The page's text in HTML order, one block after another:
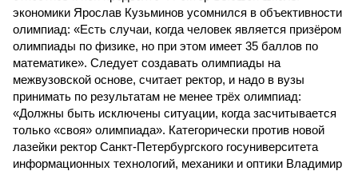
экономики Ярослав Кузьминов усомнился в объективности
олимпиад: «Есть случаи, когда человек является призёром
олимпиады по физике, но при этом имеет 35 баллов по
математике». Следует создавать олимпиады на
межвузовской основе, считает ректор, и надо в вузы
принимать по результатам не менее трёх олимпиад:
«Должны быть исключены ситуации, когда засчитывается
только «своя» олимпиада». Категорически против новой
лазейки ректор Санкт-Петербургского госуниверситета
информационных технологий, механики и оптики Владимир